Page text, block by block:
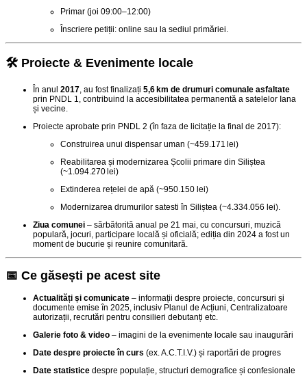
Primar (joi 09:00–12:00)
Înscriere petiții: online sau la sediul primăriei.
🛠️ Proiecte & Evenimente locale
În anul 2017, au fost finalizați 5,6 km de drumuri comunale asfaltate
prin PNDL 1, contribuind la accesibilitatea permanentă a satelelor Iana
și vecine.
Proiecte aprobate prin PNDL 2 (în faza de licitație la final de 2017):
Construirea unui dispensar uman (~459.171 lei)
Reabilitarea și modernizarea Școlii primare din Siliștea
(~1.094.270 lei)
Extinderea rețelei de apă (~950.150 lei)
Modernizarea drumurilor satesti în Siliștea (~4.334.056 lei).
Ziua comunei – sărbătorită anual pe 21 mai, cu concursuri, muzică
populară, jocuri, participare locală și oficială; ediția din 2024 a fost un
moment de bucurie și reunire comunitară.
📅 Ce găsești pe acest site
Actualități și comunicate – informații despre proiecte, concursuri și
documente emise în 2025, inclusiv Planul de Acțiuni, Centralizatoare
autorizații, recrutări pentru consilieri debutanți etc.
Galerie foto & video – imagini de la evenimente locale sau inaugurări
Date despre proiecte în curs (ex. A.C.T.I.V.) și raportări de progres
Date statistice despre populație, structuri demografice și confesionale